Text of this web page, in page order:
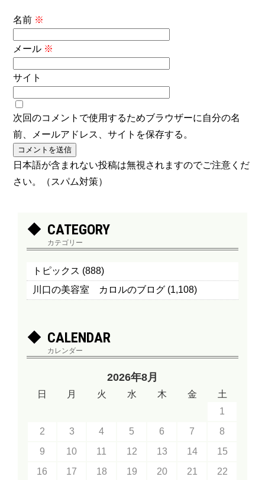
名前 ※
メール ※
サイト
次回のコメントで使用するためブラウザーに自分の名
前、メールアドレス、サイトを保存する。
日本語が含まれない投稿は無視されますのでご注意くだ
さい。（スパム対策）
CATEGORY
カテゴリー
トピックス (888)
川口の美容室 カロルのブログ (1,108)
CALENDAR
カレンダー
2026年8月
日 月 火 水 木 金
土
1
2
3 4 5 6 7
8
9
10 11 12 13 14
15
16
17 18 19 20 21
22